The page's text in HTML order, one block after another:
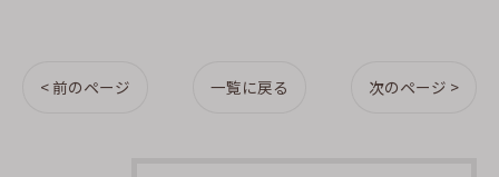
< 前のページ 一覧に戻る 次のページ >